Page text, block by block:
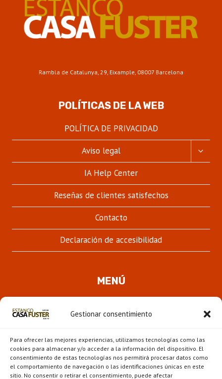
Gestionar consentimiento
Para ofrecer las mejores experiencias, utilizamos tecnologías como las
cookies para almacenar y/o acceder a la información del dispositivo. El
consentimiento de estas tecnologías nos permitirá procesar datos como
el comportamiento de navegación o las identificaciones únicas en este
sitio. No consentir o retirar el consentimiento, puede afectar
Rambla de Catalunya, 29, Eixample, 08007 Barcelona
POLÍTICAS DE LA WEB
POLÍTICA DE PRIVACIDAD
Aviso legal
IA Help Center
Reseñas de clientes satisfechos
Contacto
Declaración de accesibilidad
MENÚ
HIJO
Novedades
Escaparate